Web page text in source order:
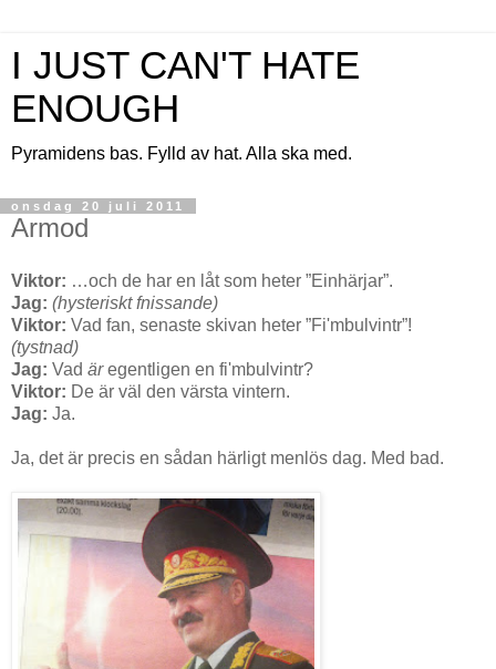
I JUST CAN'T HATE
ENOUGH
Pyramidens bas. Fylld av hat. Alla ska med.
onsdag 20 juli 2011
Armod
Viktor: …och de har en låt som heter ”Einhärjar”.
Jag: (hysteriskt fnissande)
Viktor: Vad fan, senaste skivan heter ”Fi'mbulvintr”!
(tystnad)
Jag: Vad äregentligen en fi'mbulvintr?
Viktor: De är väl den värsta vintern.
Jag: Ja.
Ja, det är precis en sådan härligt menlös dag. Med bad.